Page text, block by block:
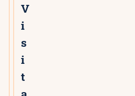
V
i
s
i
t